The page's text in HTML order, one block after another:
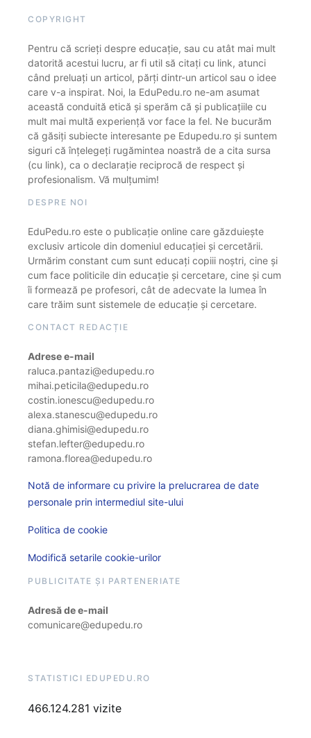
COPYRIGHT
Pentru că scrieți despre educație, sau cu atât mai mult
datorită acestui lucru, ar fi util să citați cu link, atunci
când preluați un articol, părți dintr-un articol sau o idee
care v-a inspirat. Noi, la EduPedu.ro ne-am asumat
această conduită etică și sperăm că și publicațiile cu
mult mai multă experiență vor face la fel. Ne bucurăm
că găsiți subiecte interesante pe Edupedu.ro și suntem
siguri că înțelegeți rugămintea noastră de a cita sursa
(cu link), ca o declarație reciprocă de respect și
profesionalism. Vă mulțumim!
DESPRE NOI
EduPedu.ro este o publicație online care găzduiește
exclusiv articole din domeniul educației și cercetării.
Urmărim constant cum sunt educați copiii noștri, cine și
cum face politicile din educație și cercetare, cine și cum
îi formează pe profesori, cât de adecvate la lumea în
care trăim sunt sistemele de educație și cercetare.
CONTACT REDACȚIE
Adrese e-mail
raluca.pantazi@edupedu.ro
mihai.peticila@edupedu.ro
costin.ionescu@edupedu.ro
alexa.stanescu@edupedu.ro
diana.ghimisi@edupedu.ro
stefan.lefter@edupedu.ro
ramona.florea@edupedu.ro
Notă de informare cu privire la prelucrarea de date
personale prin intermediul site-ului
Politica de cookie
Modifică setarile cookie-urilor
PUBLICITATE ȘI PARTENERIATE
Adresă de e-mail
comunicare@edupedu.ro
STATISTICI EDUPEDU.RO
466.124.281 vizite